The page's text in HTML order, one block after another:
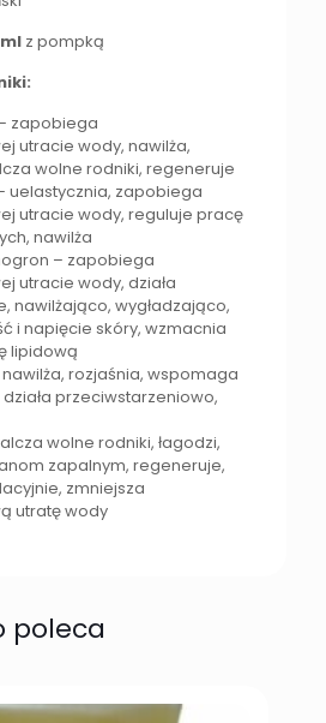
z pompką
zapobiega
utracie wody, nawilża,
wolne rodniki, regeneruje
uelastycznia, zapobiega
utracie wody, reguluje pracę
nawilża
– zapobiega
utracie wody, działa
nawilżająco, wygładzająco,
i napięcie skóry, wzmacnia
lipidową
rozjaśnia, wspomaga
przeciwstarzeniowo,
wolne rodniki, łagodzi,
zapalnym, regeneruje,
zmniejsza
utratę wody
poleca